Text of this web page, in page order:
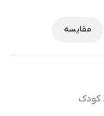
مقایسه
کودک